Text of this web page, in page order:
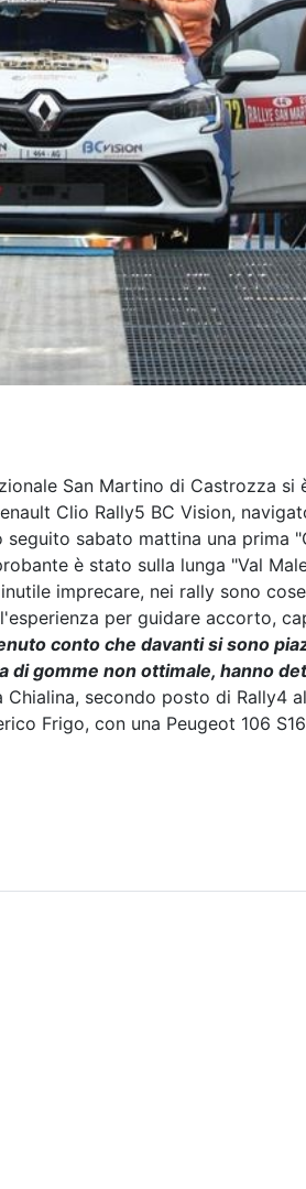
San Martino di Castrozza
Clio Rally5 BC Vision,
sabato mattina una prima
è stato sulla lunga "Val
imprecare, nei rally sono
per guidare accorto,
conto che davanti si sono
gomme non ottimale, hanno
secondo posto di Rally4
Frigo, con una Peugeot 106